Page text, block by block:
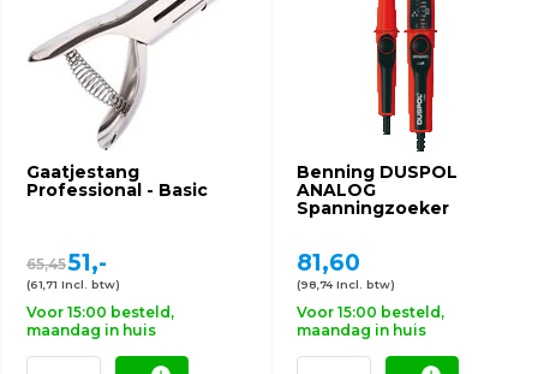
Gaatjestang
Professional - Basic
65,4551,-
(61,71 Incl. btw)
Voor 15:00 besteld,
maandag in huis
Benning DUSPOL
ANALOG
Spanningzoeker
81,60
(98,74 Incl. btw)
Voor 15:00 besteld,
maandag in huis